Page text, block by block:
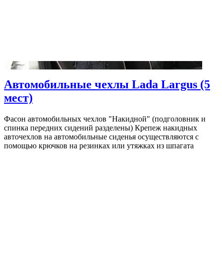
Автомобильные чехлы Lada Largus (5
мест)
Фасон автомобильных чехлов "Накидной" (подголовник и
спинка передних сидений разделены) Крепеж накидных
авточехлов на автомобильные сиденья осуществляются с
помощью крючков на резинках или утяжках из шпагата